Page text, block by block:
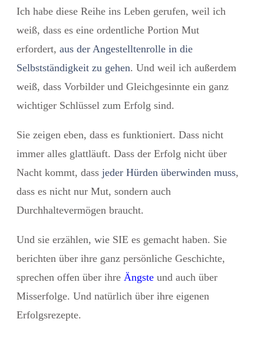
Ich habe diese Reihe ins Leben gerufen, weil ich
weiß, dass es eine ordentliche Portion Mut
erfordert, aus der Angestelltenrolle in die
Selbstständigkeit zu gehen. Und weil ich außerdem
weiß, dass Vorbilder und Gleichgesinnte ein ganz
wichtiger Schlüssel zum Erfolg sind.
Sie zeigen eben, dass es funktioniert. Dass nicht
immer alles glattläuft. Dass der Erfolg nicht über
Nacht kommt, dass jeder Hürden überwinden muss,
dass es nicht nur Mut, sondern auch
Durchhaltevermögen braucht.
Und sie erzählen, wie SIE es gemacht haben. Sie
berichten über ihre ganz persönliche Geschichte,
sprechen offen über ihre Ängste und auch über
Misserfolge. Und natürlich über ihre eigenen
Erfolgsrezepte.